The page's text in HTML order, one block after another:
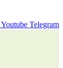
Youtube Telegram